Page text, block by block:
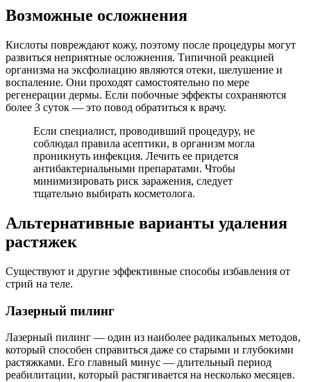
Возможные осложнения
Кислоты повреждают кожу, поэтому после процедуры могут
развиться неприятные осложнения. Типичной реакцией
организма на эксфолиацию являются отеки, шелушение и
воспаление. Они проходят самостоятельно по мере
регенерации дермы. Если побочные эффекты сохраняются
более 3 суток — это повод обратиться к врачу.
Если специалист, проводивший процедуру, не
соблюдал правила асептики, в организм могла
проникнуть инфекция. Лечить ее придется
антибактериальными препаратами. Чтобы
минимизировать риск заражения, следует
тщательно выбирать косметолога.
Альтернативные варианты удаления
растяжек
Существуют и другие эффективные способы избавления от
стрий на теле.
Лазерный пилинг
Лазерный пилинг — один из наиболее радикальных методов,
который способен справиться даже со старыми и глубокими
растяжками. Его главный минус — длительный период
реабилитации, который растягивается на несколько месяцев.